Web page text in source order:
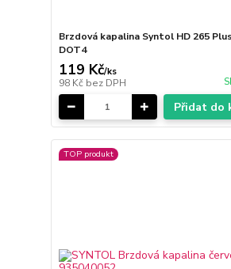
Brzdová kapalina Syntol HD 265
DOT4
119 Kč/ks
98 Kč bez DPH
Přidat do
TOP produkt